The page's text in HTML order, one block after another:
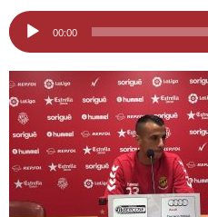
u
t
Reproductor
d'àudio
00:00